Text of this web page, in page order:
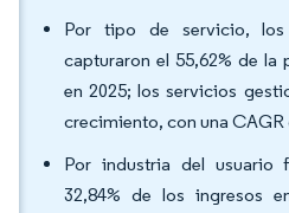
Por tipo de servicio, los
capturaron el 55,62% de
en 2025; los servicios
crecimiento, con una CAGR
Por industria del usuario
32,84% de los ingresos